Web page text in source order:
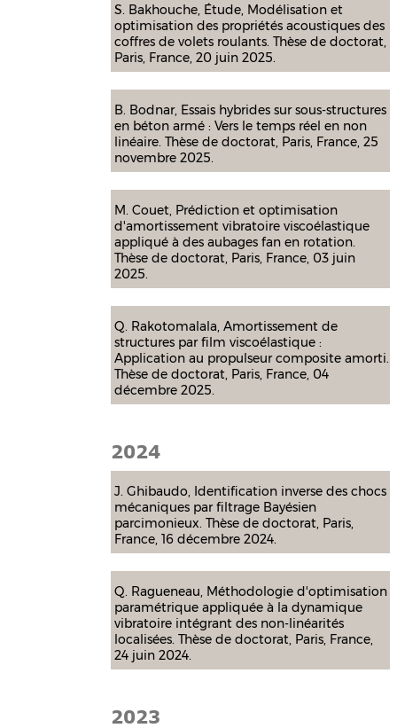
S. Bakhouche, Étude, Modélisation et
optimisation des propriétés acoustiques des
coffres de volets roulants. Thèse de doctorat,
Paris, France, 20 juin 2025.
B. Bodnar, Essais hybrides sur sous-structures
en béton armé : Vers le temps réel en non
linéaire. Thèse de doctorat, Paris, France, 25
novembre 2025.
M. Couet, Prédiction et optimisation
d'amortissement vibratoire viscoélastique
appliqué à des aubages fan en rotation.
Thèse de doctorat, Paris, France, 03 juin
2025.
Q. Rakotomalala, Amortissement de
structures par film viscoélastique :
Application au propulseur composite amorti.
Thèse de doctorat, Paris, France, 04
décembre 2025.
2024
J. Ghibaudo, Identification inverse des chocs
mécaniques par filtrage Bayésien
parcimonieux. Thèse de doctorat, Paris,
France, 16 décembre 2024.
Q. Ragueneau, Méthodologie d'optimisation
paramétrique appliquée à la dynamique
vibratoire intégrant des non-linéarités
localisées. Thèse de doctorat, Paris, France,
24 juin 2024.
2023